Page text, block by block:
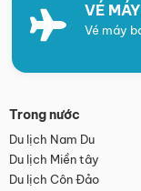
VÉ
Vé máy
Trong nước
Du lịch Nam Du
Du lịch Miền tây
Du lịch Côn Đảo